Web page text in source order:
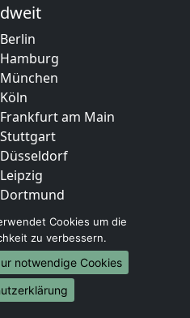
am Main
Nürnberg
Cookies um die
zu verbessern.
notwendige Cookies